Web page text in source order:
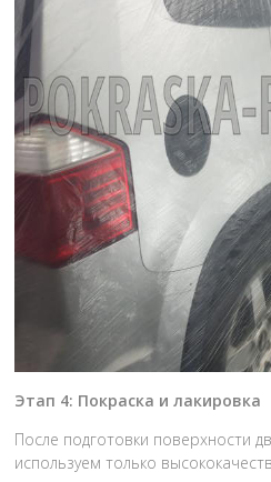
Этап 4: Покраска и лакировка
После подготовки поверхности
используем только